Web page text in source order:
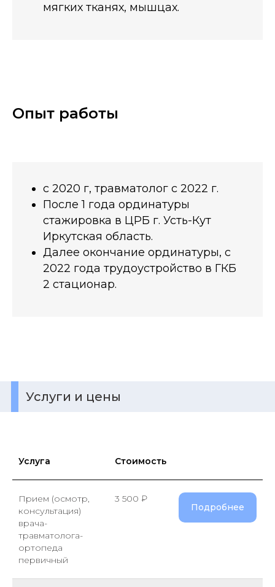
мягких тканях, мышцах.
Опыт работы
с 2020 г, травматолог с 2022 г.
После 1 года ординатуры
стажировка в ЦРБ г. Усть-Кут
Иркутская область.
Далее окончание ординатуры, с
2022 года трудоустройство в ГКБ
2 стационар.
Услуги и цены
Услуга Стоимость
Прием (осмотр,
консультация)
врача-
травматолога-
ортопеда
первичный
3 500 ₽
Подробнее